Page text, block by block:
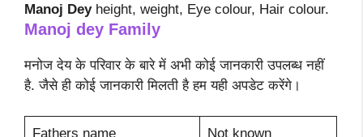
Manoj Deyheight, weight, Eye colour, Hair colour.
Manoj dey Family
मनोज देय के परिवार के बारे में अभी कोई जानकारी उपलब्ध नहीं
है. जैसे ही कोई जानकारी मिलती है हम यही अपडेट करेंगे।
Fathers name Not known